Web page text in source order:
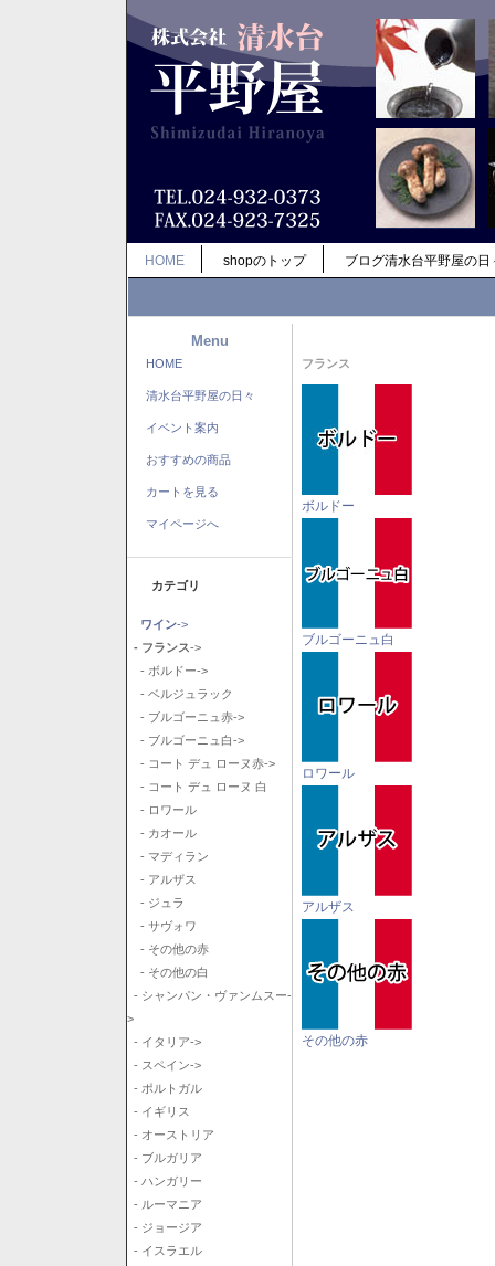
HOME shopのトップ ブログ清水台平野屋の日
Menu
HOME
清水台平野屋の日々
イベント案内
おすすめの商品
カートを見る
マイページへ
カテゴリ
ワイン->
- フランス->
- ボルドー->
- ベルジュラック
- ブルゴーニュ赤->
- ブルゴーニュ白->
- コート デュ ローヌ赤->
- コート デュ ローヌ 白
- ロワール
- カオール
- マディラン
- アルザス
- ジュラ
- サヴォワ
- その他の赤
- その他の白
- シャンパン・ヴァンムスー-
>
- イタリア->
- スペイン->
- ポルトガル
- イギリス
- オーストリア
- ブルガリア
- ハンガリー
- ルーマニア
- ジョージア
- イスラエル
フランス
ボルドー
ブルゴーニュ白
ロワール
アルザス
その他の赤